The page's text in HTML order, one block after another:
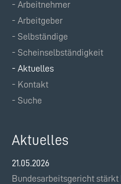
überspringen
Arbeitnehmer
Arbeitgeber
Selbständige
Scheinselbständigkeit
Aktuelles
Kontakt
Suche
Aktuelles
21.05.2026
Bundesarbeitsgericht